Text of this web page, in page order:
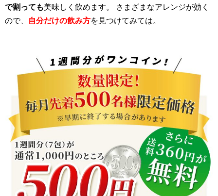
で割っても美味しく飲めます。 さまざまなアレンジが効く
ので、
自分だけの飲み方を見つけてみては。